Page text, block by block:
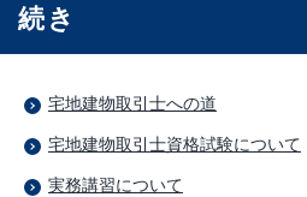
続き
宅地建物取引士への道
宅地建物取引士資格試験について
実務講習について